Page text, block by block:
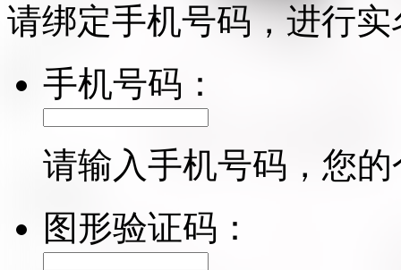
请绑定手机号码，进行
手机号码：
请输入手机号码，您
图形验证码：